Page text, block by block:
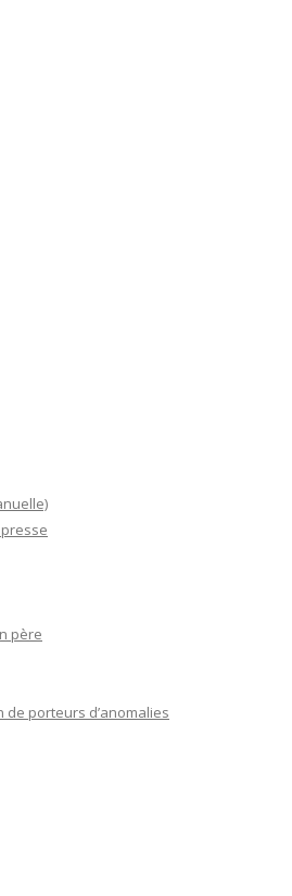
père
de porteurs d’anomalies